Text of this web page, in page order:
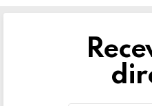
NEWSLETTER